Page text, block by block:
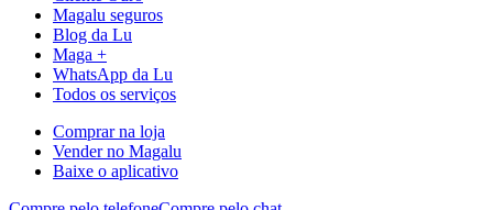
Magalu seguros
Blog da Lu
Maga +
WhatsApp da Lu
Todos os serviços
Comprar na loja
Vender no Magalu
Baixe o aplicativo